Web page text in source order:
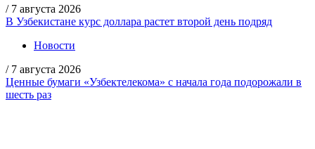
/ 7 августа 2026
В Узбекистане курс доллара растет второй день подряд
Новости
/ 7 августа 2026
Ценные бумаги «Узбектелекома» с начала года подорожали в
шесть раз